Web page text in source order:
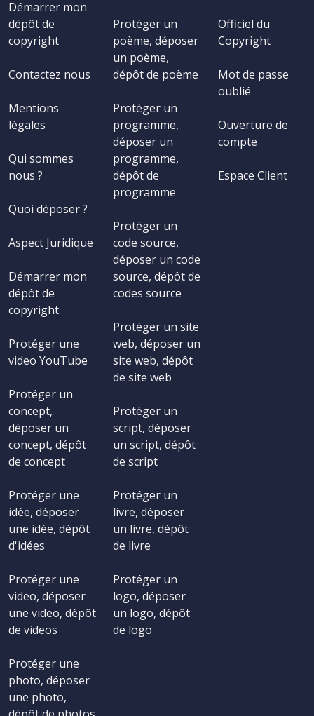
Démarrer mon
dépôt de
copyright
Contactez nous
Mentions
légales
Qui sommes
nous ?
Quoi déposer ?
Aspect Juridique
Démarrer mon
dépôt de
copyright
Protéger une
video YouTube
Protéger un
concept,
déposer un
concept, dépôt
de concept
Protéger une
idée, déposer
une idée, dépôt
d'idées
Protéger une
video, déposer
une video, dépôt
de videos
Protéger une
photo, déposer
une photo,
Protéger un
poème, déposer
un poème,
dépôt de poème
Protéger un
programme,
déposer un
programme,
dépôt de
programme
Protéger un
code source,
déposer un code
source, dépôt de
codes source
Protéger un site
web, déposer un
site web, dépôt
de site web
Protéger un
script, déposer
un script, dépôt
de script
Protéger un
livre, déposer
un livre, dépôt
de livre
Protéger un
logo, déposer
un logo, dépôt
de logo
Officiel du
Copyright
Mot de passe
oublié
Ouverture de
compte
Espace Client